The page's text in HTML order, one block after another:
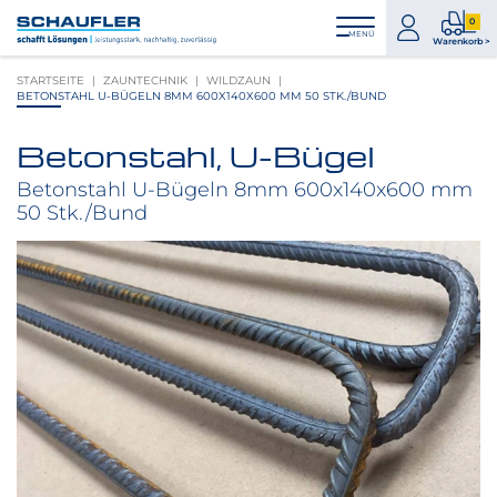
Inhalt
Hauptnavigation
Footernavigation
Logo
Schaufler
verlinkt
zur
MENÜ
zum
Konto
0
Warenkorb >
0
STARTSEITE ZAUNTECHNIK
WILDZAUN
BETONSTAHL U-BÜGELN 8MM 600X140X600 MM 50 STK./BUND
Produktbilder
Betonstahl, U-Bügel
Betonstahl U-Bügeln 8mm 600x140x600 mm
50 Stk./Bund